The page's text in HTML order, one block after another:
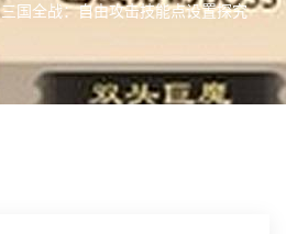
三国全战：自由攻击技能点设置探究